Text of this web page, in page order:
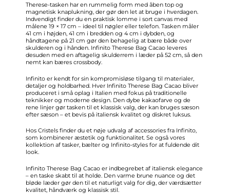
Therese-tasken har en rummelig form med åben top og
magnetisk knaplukning, der gør den let at bruge i hverdagen.
Indvendigt finder du en praktisk lomme i sort canvas med
målene 19 × 17 cm – ideel til nøgler eller telefon. Tasken måler
41 cm i højden, 41 cm i bredden og 4 cm i dybden, og
håndtagene på 21 cm gør den behagelig at bære både over
skulderen og i hånden. Infinito Therese Bag Cacao leveres
desuden med en aftagelig skulderrem i læder på 52 cm, så den
nemt kan bæres crossbody.
Infinito er kendt for sin kompromisløse tilgang til materialer,
detaljer og holdbarhed. Hver Infinito Therese Bag Cacao bliver
produceret i små oplag i Italien med fokus på traditionelle
teknikker og moderne design. Den dybe kakaofarve og de
rene linjer gør tasken til et klassisk valg, der kan bruges sæson
efter sæson – et bevis på italiensk kvalitet og diskret luksus.
Hos Cristels finder du et nøje udvalg af accessories fra Infinito,
som kombinerer æstetik og funktionalitet. Se også vores
kollektion af tasker, bælter og Infinito-styles for at fuldende dit
look.
Infinito Therese Bag Cacao er indbegrebet af italiensk elegance
– en taske skabt til at holde. Den varme brune nuance og det
bløde læder gør den til et naturligt valg for dig, der værdsætter
kvalitet, håndværk og klassisk stil.